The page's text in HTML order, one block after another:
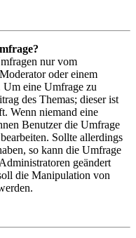
nur vom
oder einem
Um eine Umfrage zu
des Themas; dieser ist
Wenn niemand eine
Benutzer die Umfrage
Sollte allerdings
so kann die Umfrage
geändert
die Manipulation von